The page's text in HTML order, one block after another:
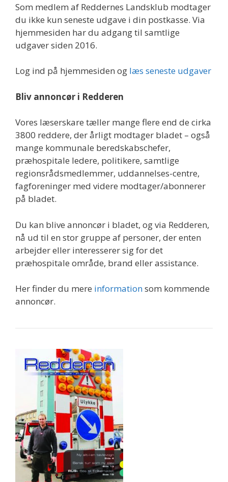
Som medlem af Reddernes Landsklub modtager
du ikke kun seneste udgave i din postkasse. Via
hjemmesiden har du adgang til samtlige
udgaver siden 2016.
Log ind på hjemmesiden og læs seneste udgaver
Bliv annoncør i Redderen
Vores læserskare tæller mange flere end de cirka
3800 reddere, der årligt modtager bladet – også
mange kommunale beredskabschefer,
præhospitale ledere, politikere, samtlige
regionsrådsmedlemmer, uddannelses-centre,
fagforeninger med videre modtager/abonnerer
på bladet.
Du kan blive annoncør i bladet, og via Redderen,
nå ud til en stor gruppe af personer, der enten
arbejder eller interesserer sig for det
præhospitale område, brand eller assistance.
Her finder du mere informationsom kommende
annoncør.